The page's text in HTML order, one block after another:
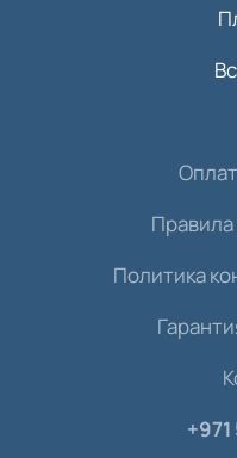
Правила
Политика